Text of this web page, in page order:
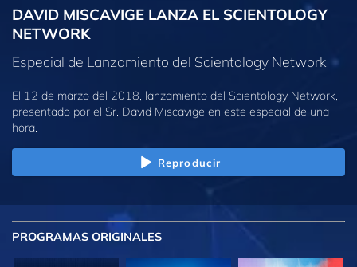
DAVID MISCAVIGE LANZA EL SCIENTOLOGY
NETWORK
Especial de Lanzamiento del Scientology Network
El 12 de marzo del 2018, lanzamiento del Scientology Network,
presentado por el Sr. David Miscavige en este especial de una
hora.
Reproducir
PROGRAMAS ORIGINALES